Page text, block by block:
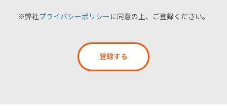
※弊社プライバシーポリシーに同意の上、ご登録ください。
登録する